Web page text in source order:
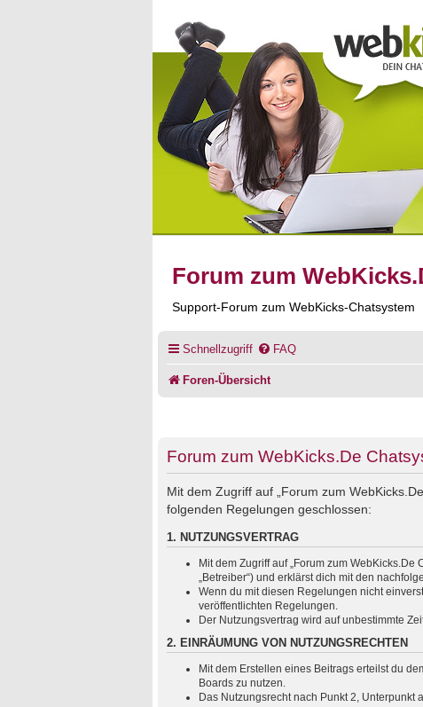
Forum zum
Support-Forum zum WebKicks-Chatsystem
Schnellzugriff FAQ
Foren-Übersicht
Forum zum WebKicks.De
Mit dem Zugriff auf „Forum zum
folgenden Regelungen geschlossen:
1. NUTZUNGSVERTRAG
Mit dem Zugriff auf „Forum zum
„Betreiber“) und erklärst dich mit den
Wenn du mit diesen Regelungen nicht
veröffentlichten Regelungen.
Der Nutzungsvertrag wird auf unbestimmte
2. EINRÄUMUNG VON NUTZUNGSRECHTEN
Mit dem Erstellen eines Beitrags erteilst du
Boards zu nutzen.
Das Nutzungsrecht nach Punkt 2,